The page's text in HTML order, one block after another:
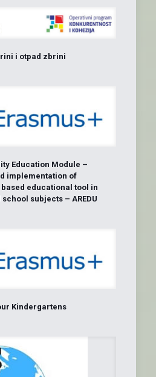
i otpad zbrini
Education Module –
implementation of
educational tool in
subjects – AREDU
Kindergartens